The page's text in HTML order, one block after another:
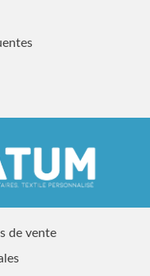
de vente